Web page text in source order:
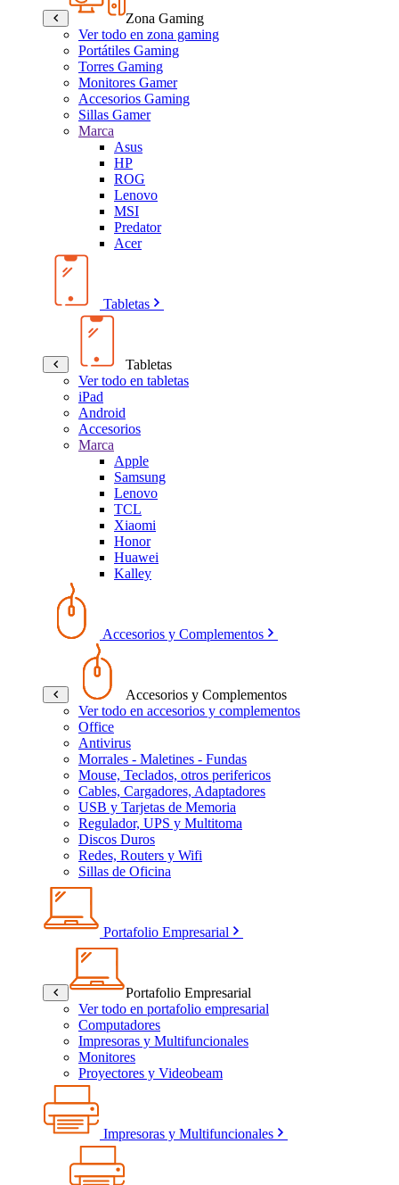
Zona Gaming
Ver todo en zona gaming
Portátiles Gaming
Torres Gaming
Monitores Gamer
Accesorios Gaming
Sillas Gamer
Marca
Asus
HP
ROG
Lenovo
MSI
Predator
Acer
Tabletas
Tabletas
Ver todo en tabletas
iPad
Android
Accesorios
Marca
Apple
Samsung
Lenovo
TCL
Xiaomi
Honor
Huawei
Kalley
Accesorios y Complementos
Accesorios y Complementos
Ver todo en accesorios y complementos
Office
Antivirus
Morrales - Maletines - Fundas
Mouse, Teclados, otros perifericos
Cables, Cargadores, Adaptadores
USB y Tarjetas de Memoria
Regulador, UPS y Multitoma
Discos Duros
Redes, Routers y Wifi
Sillas de Oficina
Portafolio Empresarial
Portafolio Empresarial
Ver todo en portafolio empresarial
Computadores
Impresoras y Multifuncionales
Monitores
Proyectores y Videobeam
Impresoras y Multifuncionales